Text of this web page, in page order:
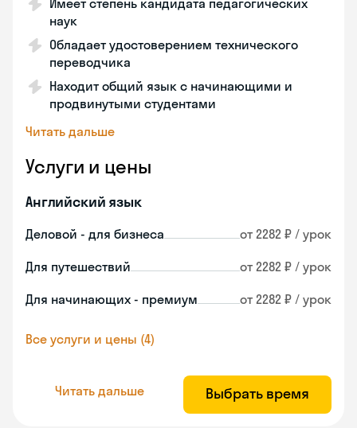
Имеет степень кандидата педагогических
наук
Обладает удостоверением технического
переводчика
Находит общий язык с начинающими и
продвинутыми студентами
Читать дальше
Услуги и цены
Английский язык
Деловой - для бизнеса от 2282 ₽ / урок
Для путешествий от 2282 ₽ / урок
Для начинающих - премиум от 2282 ₽ / урок
Все услуги и цены (4)
Читать дальше Выбрать время